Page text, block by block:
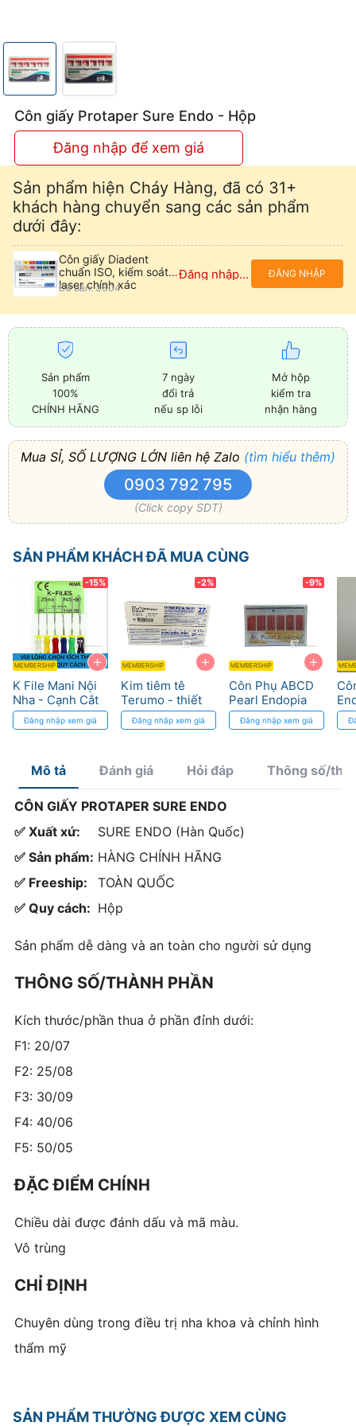
Côn giấy Protaper Sure Endo - Hộp
Đăng nhập để xem giá
Sản phẩm hiện Cháy Hàng, đã có 31+
khách hàng chuyển sang các sản phẩm
dưới đây:
Côn giấy Diadent
chuẩn ISO, kiểm soát
laser chính xác
Đã bán: 3304
Đăng nhập để xem giá ĐĂNG NHẬP
Sản phẩm
100%
CHÍNH HÃNG
7 ngày
đổi trả
nếu sp lỗi
Mở hộp
kiểm tra
nhận hàng
Mua SỈ, SỐ LƯỢNG LỚN liên hệ Zalo (tìm hiểu thêm)
0903 792 795
(Click copy SDT)
SẢN PHẨM KHÁCH ĐÃ MUA CÙNG
+
-15%
MEMBERSHIP
K File Mani Nội
Nha - Cạnh Cắt
Sắc, Chuẩn ISO
Đăng nhập xem giá
+
-2%
MEMBERSHIP
Kim tiêm tê
Terumo - thiết
kế ba cạnh siêu
sắc
Đăng nhập xem giá
+
-9%
MEMBERSHIP
Côn Phụ ABCD
Pearl Endopia
Đăng nhập xem giá
Mô tả Đánh giá Hỏi đáp Thông số/
CÔN GIẤY PROTAPER SURE ENDO
✅ Xuất xứ:
SURE ENDO (Hàn Quốc)
✅ Sản phẩm: HÀNG CHÍNH HÃNG
✅ Freeship:
TOÀN QUỐC
✅ Quy cách: Hộp
Sản phẩm dễ dàng và an toàn cho người sử dụng
THÔNG SỐ/THÀNH PHẦN
Kích thước/phần thua ở phần đỉnh dưới:
F1: 20/07
F2: 25/08
F3: 30/09
F4: 40/06
F5: 50/05
ĐẶC ĐIỂM CHÍNH
Chiều dài được đánh dấu và mã màu.
Vô trùng
CHỈ ĐỊNH
Chuyên dùng trong điều trị nha khoa và chỉnh hình
thẩm mỹ
SẢN PHẨM THƯỜNG ĐƯỢC XEM CÙNG